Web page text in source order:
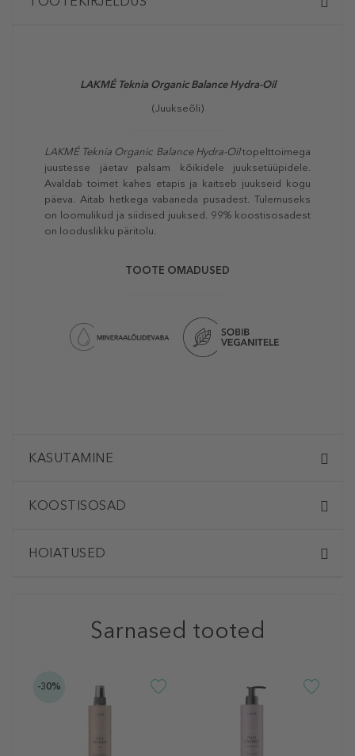
LAKMÉ Teknia Organic Balance Hydra-Oil
(Juukseõli)
LAKMÉ Teknia Organic Balance Hydra-Oiltopelttoimega
juustesse jäetav palsam kõikidele juuksetüüpidele.
Avaldab toimet kahes etapis ja kaitseb juukseid kogu
päeva. Aitab hetkega vabaneda pusadest. Tulemuseks
on loomulikud ja siidised juuksed. 99% koostisosadest
on looduslikku päritolu.
TOOTE OMADUSED
KASUTAMINE
KOOSTISOSAD
HOIATUSED
Sarnased tooted
-30%